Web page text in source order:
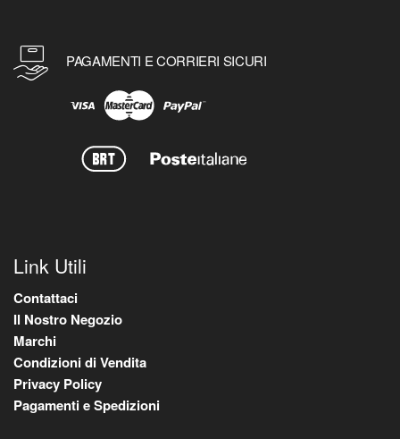
PAGAMENTI E CORRIERI SICURI
Link Utili
Contattaci
Il Nostro Negozio
Marchi
Condizioni di Vendita
Privacy Policy
Pagamenti e Spedizioni